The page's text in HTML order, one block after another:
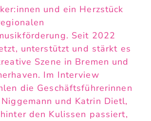
und ein Herzstück
Seit 2022
unterstützt und stärkt es
Szene in Bremen und
Im Interview
die Geschäftsführerinnen
und Katrin Dietl,
den Kulissen passiert,